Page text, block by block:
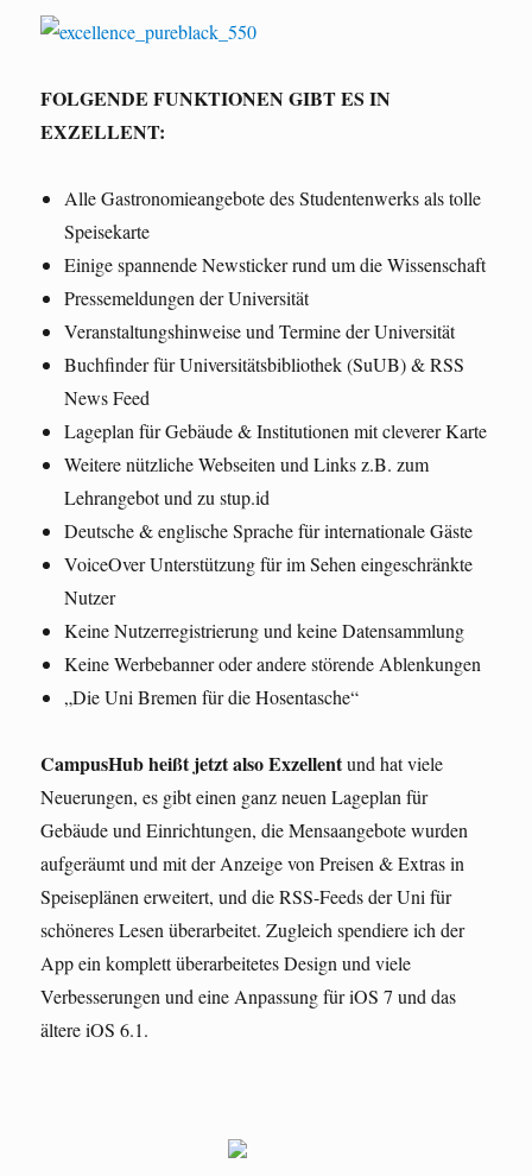
FOLGENDE FUNKTIONEN GIBT ES IN
EXZELLENT:
Alle Gastronomieangebote des Studentenwerks als tolle
Speisekarte
Einige spannende Newsticker rund um die Wissenschaft
Pressemeldungen der Universität
Veranstaltungshinweise und Termine der Universität
Buchfinder für Universitätsbibliothek (SuUB) & RSS
News Feed
Lageplan für Gebäude & Institutionen mit cleverer Karte
Weitere nützliche Webseiten und Links z.B. zum
Lehrangebot und zu stup.id
Deutsche & englische Sprache für internationale Gäste
VoiceOver Unterstützung für im Sehen eingeschränkte
Nutzer
Keine Nutzerregistrierung und keine Datensammlung
Keine Werbebanner oder andere störende Ablenkungen
„Die Uni Bremen für die Hosentasche“
CampusHub heißt jetzt also Exzellentund hat viele
Neuerungen, es gibt einen ganz neuen Lageplan für
Gebäude und Einrichtungen, die Mensaangebote wurden
aufgeräumt und mit der Anzeige von Preisen & Extras in
Speiseplänen erweitert, und die RSS-Feeds der Uni für
schöneres Lesen überarbeitet. Zugleich spendiere ich der
App ein komplett überarbeitetes Design und viele
Verbesserungen und eine Anpassung für iOS 7 und das
ältere iOS 6.1.